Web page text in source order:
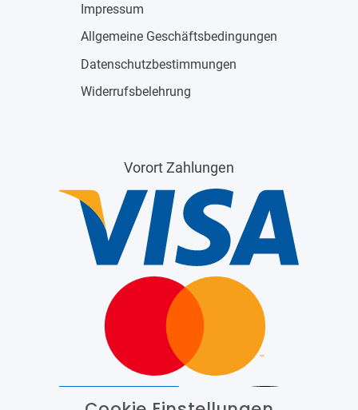
Impressum
Allgemeine Geschäftsbedingungen
Datenschutzbestimmungen
Widerrufsbelehrung
Vorort Zahlungen